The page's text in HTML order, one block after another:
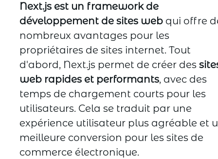
Next.js est un framework de
développement de sites web qui offre
nombreux avantages pour les
propriétaires de sites internet. Tout
d'abord, Next.js permet de créer des
web rapides et performants, avec des
temps de chargement courts pour les
utilisateurs. Cela se traduit par une
expérience utilisateur plus agréable et
meilleure conversion pour les sites de
commerce électronique.